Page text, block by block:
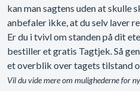
kan man sagtens uden at skulle
anbefaler ikke, at du selv laver
Er du i tvivl om standen på dit
bestiller et gratis Tagtjek. Så
et overblik over tagets tilstand
Vil du vide mere om mulighederne for